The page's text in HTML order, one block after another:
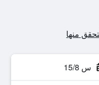
س 15/8